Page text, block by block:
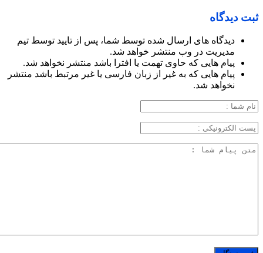
ثبت دیدگاه
دیدگاه های ارسال شده توسط شما، پس از تایید توسط تیم
مدیریت در وب منتشر خواهد شد.
پیام هایی که حاوی تهمت یا افترا باشد منتشر نخواهد شد.
پیام هایی که به غیر از زبان فارسی یا غیر مرتبط باشد منتشر
نخواهد شد.